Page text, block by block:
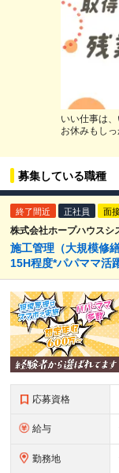
いい仕事は
お休みもし
募集している職種
終了間近 正社員 面
株式会社ホープハウス
施工管理（大規模修
15H程度*パパママ活
応募資格
給与
勤務地